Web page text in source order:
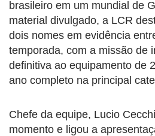
brasileiro em um mundial de
material divulgado, a LCR
dois nomes em evidência
temporada, com a missão de
definitiva ao equipamento de
ano completo na principal
Chefe da equipe, Lucio
momento e ligou a